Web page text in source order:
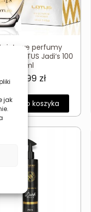
jak
perfumy
LOTUS Jadi’s 100
ml
39,99 zł
Dodaj do koszyka